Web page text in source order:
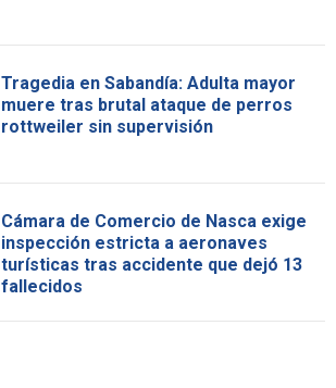
Tragedia en Sabandía: Adulta mayor
muere tras brutal ataque de perros
rottweiler sin supervisión
Cámara de Comercio de Nasca exige
inspección estricta a aeronaves
turísticas tras accidente que dejó 13
fallecidos